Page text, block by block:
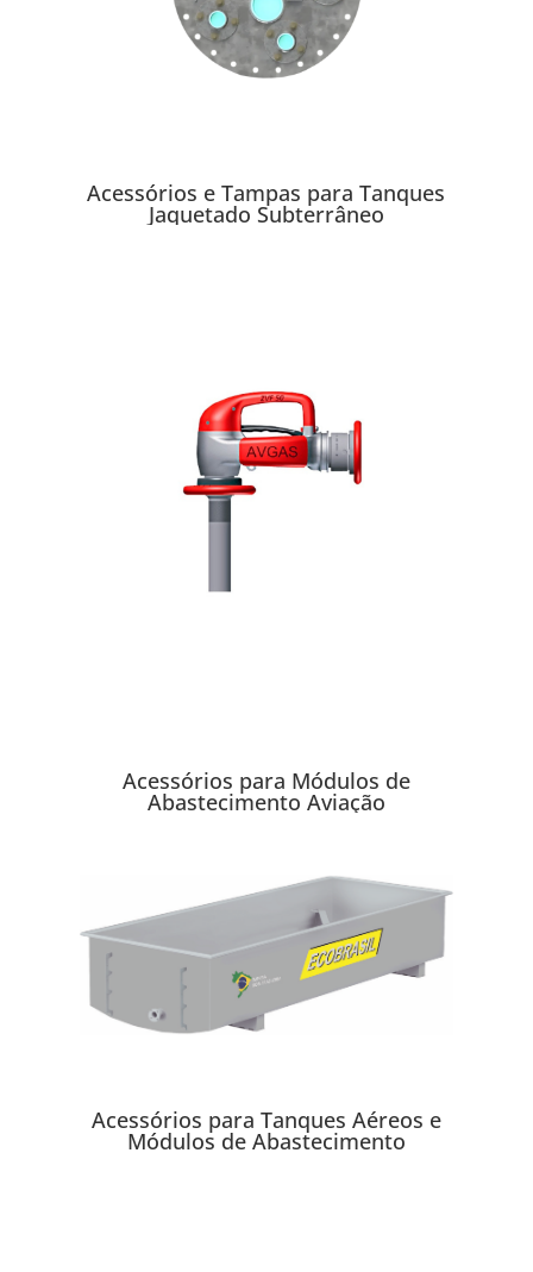
Acessórios e Tampas para Tanques
Jaquetado Subterrâneo
Acessórios para Módulos de
Abastecimento Aviação
Acessórios para Tanques Aéreos e
Módulos de Abastecimento